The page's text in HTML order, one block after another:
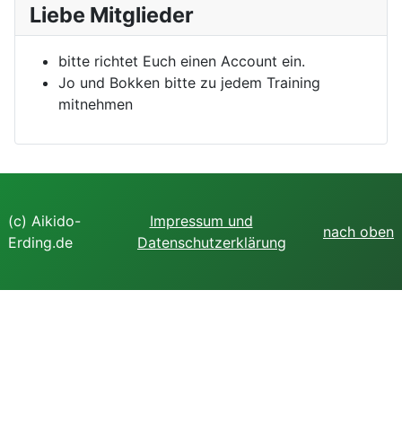
Liebe Mitglieder
bitte richtet Euch einen Account ein.
Jo und Bokken bitte zu jedem Training
mitnehmen
(c) Aikido-
Erding.de
Impressum und
Datenschutzerklärung
nach oben